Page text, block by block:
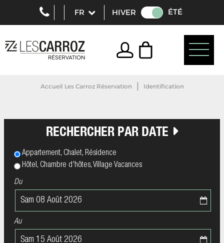
HIVER ÉTÉ
Accueil Les Carroz Réservation | Identification
RECHERCHER PAR DATE
Appartement, Chalet, Résidence
Hôtel, Chambre d'hôtes, Village Vacances
Du
Au